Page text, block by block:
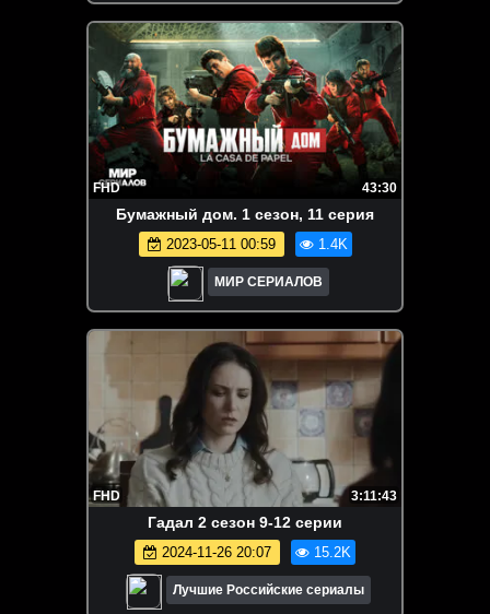
FHD 43:30
Бyмaжный дoм. 1 сезон, 11 серия
2023-05-11 00:59 1.4K
МИР СЕРИАЛОВ
FHD 3:11:43
Гaдaл 2 сезон 9-12 серии
2024-11-26 20:07 15.2K
Лучшие Российские сериалы